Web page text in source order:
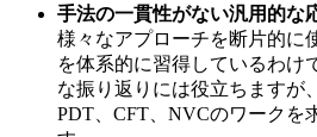
手法の一貫性がない汎用的な
様々なアプローチを断片的に
を体系的に習得しているわけ
な振り返りには役立ちますが
PDT、CFT、NVCのワークを